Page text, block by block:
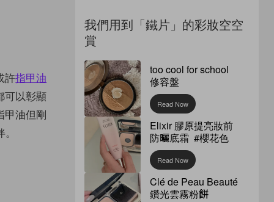
許指甲油
可以彰顯
甲油但剛
我們用到「鐵片」的彩妝空空
賞
too cool for school
修容盤
Read Now
Elixir 膠原提亮妝前
防曬底霜 #櫻花色
Read Now
Clé de Peau Beauté
鑽光雲霧粉餅